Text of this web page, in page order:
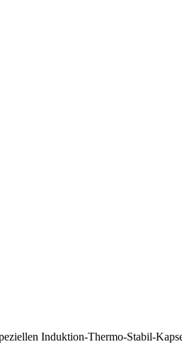
Induktion-Thermo-Stabil-